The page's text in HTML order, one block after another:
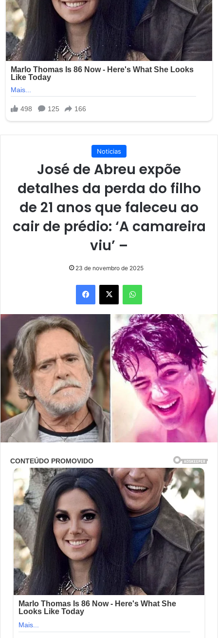
Noticias
José de Abreu expõe
detalhes da perda do filho
de 21 anos que faleceu ao
cair de prédio: ‘A camareira
viu’ –
23 de novembro de 2025
Facebook
X WhatsApp